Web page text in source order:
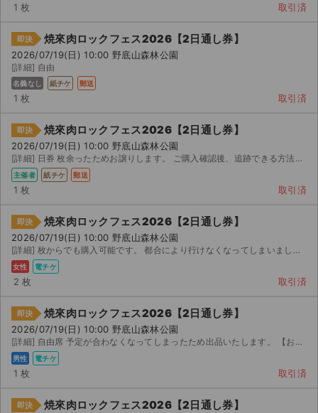
1 枚 取引済
即決 焼來肉ロックフェス2026【2日通し券】
2026/07/19(日) 10:00 野底山森林公園
[詳細] 自由
名義なし 紙チケ 郵送
1 枚 取引済
即決 焼來肉ロックフェス2026【2日通し券】
2026/07/19(日) 10:00 野底山森林公園
[詳細] 日券 枚余ったためお譲りします。 ご購入確認後、追跡できる方法にて迅速に発送いたします。 ...
主催者 紙チケ 郵送
1 枚 取引済
即決 焼來肉ロックフェス2026【2日通し券】
2026/07/19(日) 10:00 野底山森林公園
[詳細] 枚からでも購入可能です。 都合により行けなくなってしまいました。 +にて分配させていただき...
女性 電チケ
2 枚 取引済
即決 焼來肉ロックフェス2026【2日通し券】
2026/07/19(日) 10:00 野底山森林公園
[詳細] 自由席 予定が合わなくなってしまったため出品いたします。 【お渡し方法】 電子チケット（イープ...
男性 電チケ
1 枚 取引済
即決 焼來肉ロックフェス2026【2日通し券】